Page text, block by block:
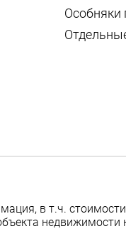
Особняки
в т.ч.